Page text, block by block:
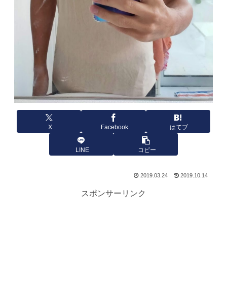
X Facebook はてブ
LINE コピー
2019.03.24 2019.10.14
スポンサーリンク